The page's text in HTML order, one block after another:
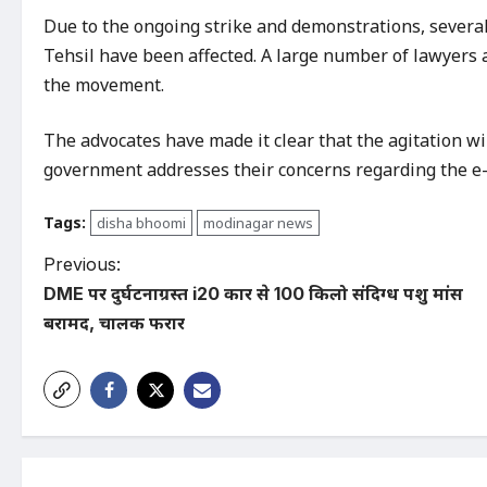
Due to the ongoing strike and demonstrations,
Tehsil have been affected. A large number of
the movement.
The advocates have made it clear that the agitation
government addresses their concerns regarding the
Tags: disha bhoomi modinagar news
P
o
t
Previous:
DME पर दुर्घटनाग्रस्त i20 कार से 100 किलो संदिग्ध पशु मांस
बरामद, चालक फरार